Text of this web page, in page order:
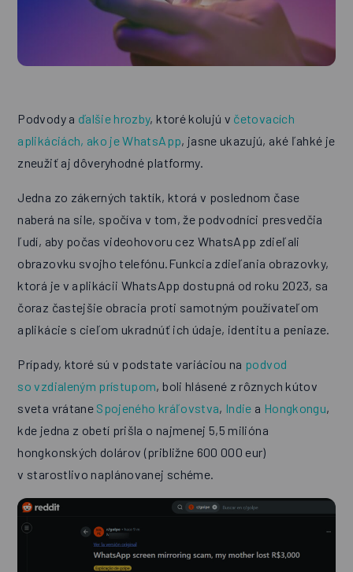
Podvody a ďalšie hrozby, ktoré kolujú v četovacích
aplikáciách, ako je WhatsApp, jasne ukazujú, aké ľahké je
zneužiť aj dôveryhodné platformy.
Jedna zo zákerných taktík, ktorá v poslednom čase
naberá na sile, spočíva v tom, že podvodníci presvedčia
ľudí, aby počas videohovoru cez WhatsApp zdieľali
obrazovku svojho telefónu.Funkcia zdieľania obrazovky,
ktorá je v aplikácii WhatsApp dostupná od roku 2023, sa
čoraz častejšie obracia proti samotným používateľom
aplikácie s cieľom ukradnúť ich údaje, identitu a peniaze.
Prípady, ktoré sú v podstate variáciou na podvod
so vzdialeným prístupom, boli hlásené z rôznych kútov
sveta vrátane Spojeného kráľovstva, Indie a Hongkongu,
kde jedna z obetí prišla o najmenej 5,5 milióna
hongkonských dolárov (približne 600 000 eur)
v starostlivo naplánovanej schéme.